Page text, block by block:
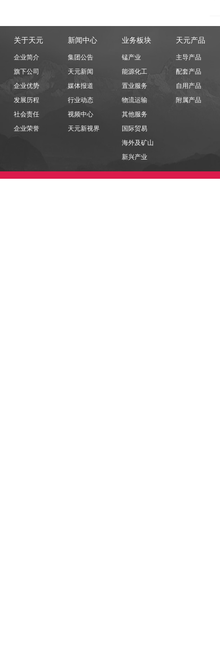
关于天元
企业简介
旗下公司
企业优势
发展历程
社会责任
企业荣誉
新闻中心
集团公告
天元新闻
媒体报道
行业动态
视频中心
天元新视界
业务板块
锰产业
能源化工
置业服务
物流运输
其他服务
国际贸易
海外及矿山
新兴产业
天元产品
主导产品
配套产品
自用产品
附属产品